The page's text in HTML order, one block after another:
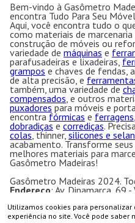
Utilizamos cookies para
experiência no site. Você pode saber
Bem-vindo à Gasômetro
encontra Tudo Para Seu
Aqui, você encontra tudo o
como materiais de
construção de móveis ou
variedade de máquinas e
parafusadeiras e lixadeiras,
grampos e chaves de fendas,
de alta precisão, e
também, uma variedade de
compensados, e outros
puxadores para móveis e
encontra fórmicas e ferragens
dobradiças e corrediças.
colas, thinner, silicones e
acabamento. Transforme
melhores materiais para
Gasômetro Madeiras!
Gasômetro Madeiras 2024.
Endereço: Av. Dinamarca, 69 -
57
Gasômetro Madeiras |